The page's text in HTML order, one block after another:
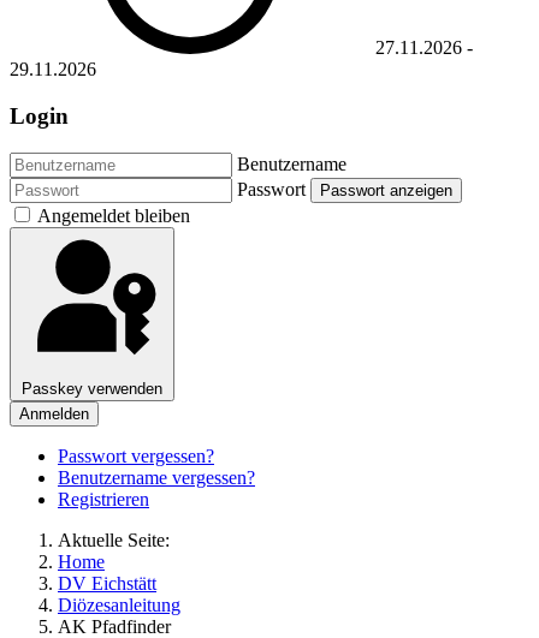
27.11.2026 -
29.11.2026
Login
Benutzername
Passwort
Passwort anzeigen
Angemeldet bleiben
Passkey verwenden
Anmelden
Passwort vergessen?
Benutzername vergessen?
Registrieren
Aktuelle Seite:
Home
DV Eichstätt
Diözesanleitung
AK Pfadfinder